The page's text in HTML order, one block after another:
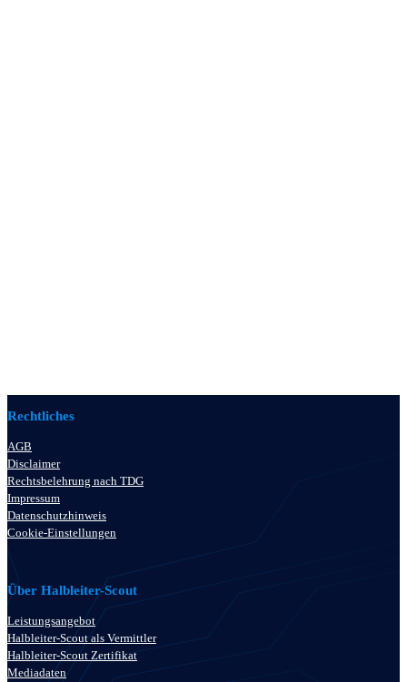
Rechtliches
AGB
Disclaimer
Rechtsbelehrung nach TDG
Impressum
Datenschutzhinweis
Cookie-Einstellungen
Über Halbleiter-Scout
Leistungsangebot
Halbleiter-Scout als Vermittler
Halbleiter-Scout Zertifikat
Mediadaten